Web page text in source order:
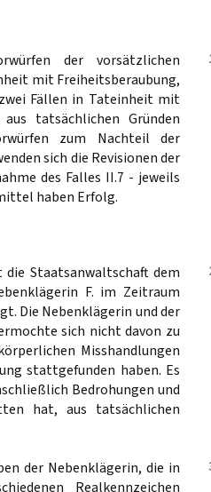
der vorsätzlichen
mit Freiheitsberaubung,
Fällen in Tateinheit mit
tatsächlichen Gründen
zum Nachteil der
sich die Revisionen der
des Falles II.7 - jeweils
haben Erfolg.
Staatsanwaltschaft dem
F. im Zeitraum
Die Nebenklägerin und der
sich nicht davon zu
Misshandlungen
stattgefunden haben. Es
Bedrohungen und
hat, aus tatsächlichen
der Nebenklägerin, die in
Realkennzeichen